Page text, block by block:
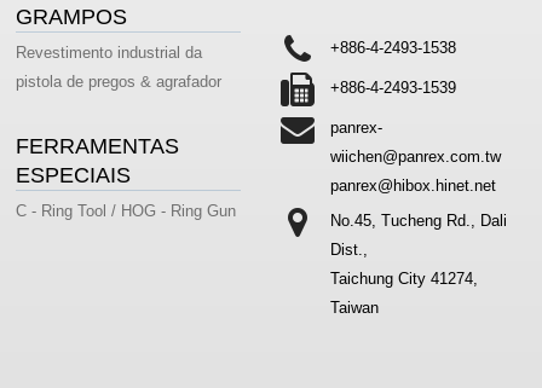
GRAMPOS
Revestimento industrial da
pistola de pregos & agrafador
FERRAMENTAS
ESPECIAIS
C - Ring Tool / HOG - Ring Gun
+886-4-2493-1538
+886-4-2493-1539
panrex-
wiichen@panrex.com.tw
panrex@hibox.hinet.net
No.45, Tucheng Rd., Dali
Dist.,
Taichung City 41274,
Taiwan